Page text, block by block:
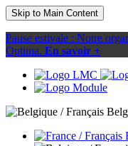
Skip to Main Content
Pause estivale : Notre
Optima. En savoir +